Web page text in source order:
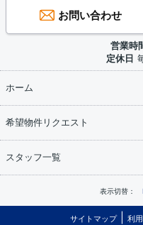
お問い合わせ
営業時
定休日
ホーム
希望物件リクエスト
スタッフ一覧
表示切替：
サイトマップ 利